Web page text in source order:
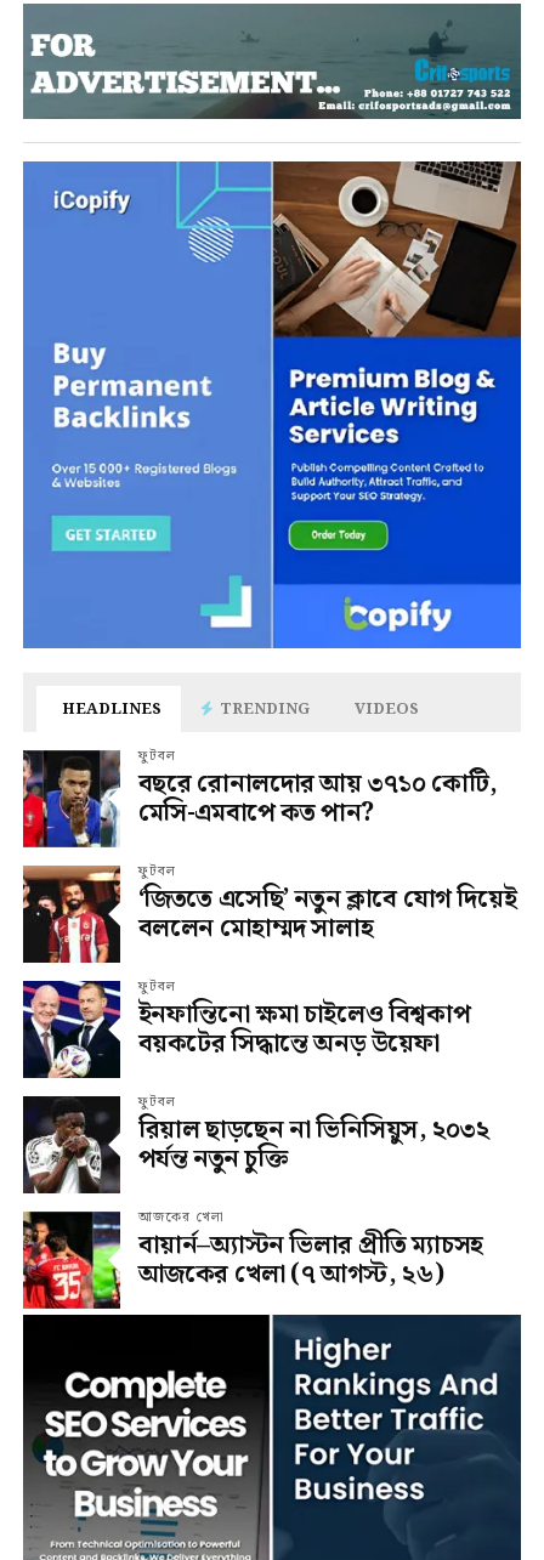
HEADLINES TRENDING VIDEOS
ফুটবল
বছরে রোনালদোর আয় ৩৭১০ কোটি,
মেসি-এমবাপে কত পান?
ফুটবল
‘জিততে এসেছি’ নতুন ক্লাবে যোগ দিয়েই
বললেন মোহাম্মদ সালাহ
ফুটবল
ইনফান্তিনো ক্ষমা চাইলেও বিশ্বকাপ
বয়কটের সিদ্ধান্তে অনড় উয়েফা
ফুটবল
রিয়াল ছাড়ছেন না ভিনিসিয়ুস, ২০৩২
পর্যন্ত নতুন চুক্তি
আজকের খেলা
বায়ার্ন–অ্যাস্টন ভিলার প্রীতি ম্যাচসহ
আজকের খেলা (৭ আগস্ট, ২৬)